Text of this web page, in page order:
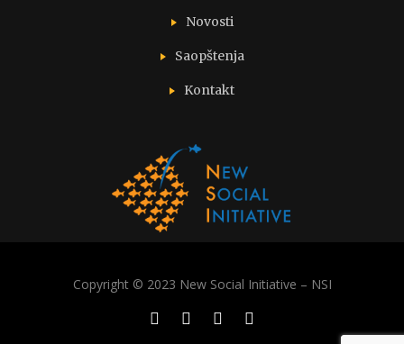
Novosti
Saopštenja
Kontakt
Copyright © 2023 New Social Initiative – NSI